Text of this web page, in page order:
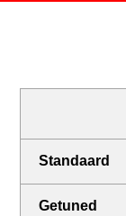
Standaard
Getuned